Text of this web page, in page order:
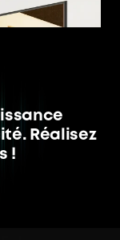
Réalisez
!